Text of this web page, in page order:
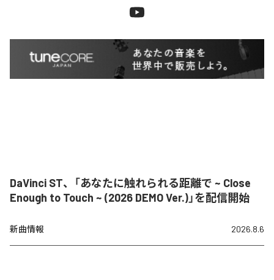
DaVinci ST、「あなたに触れられる距離で ~ Close
Enough to Touch ~ (2026 DEMO Ver.)」を配信開始
新曲情報 2026.8.6